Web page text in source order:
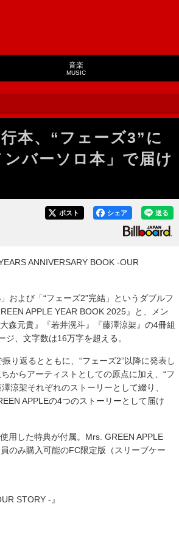
音楽
MUSIC
本、“フェーズ3”に
バーソロ本」で届け
送る
シェア
ポスト
ANNIVERSARY BOOK -OUR
および「“フェーズ2”完結」というダブルフ
APPLE YEAR BOOK 2025』と、メン
森元貴』『若井滉斗』『藤澤涼架』の4冊組
、文字数は16万字を超える。
り返るとともに、“フェーズ2”以降に発表し
からアーティストとしての原点に加え、“フ
涼架それぞれのストーリーとして綴り、
APPLEの4つのストーリーとして届け
用した特典が付属。Mrs. GREEN APPLE
のみ購入可能のFC限定版（スリーブケー
STORY -』